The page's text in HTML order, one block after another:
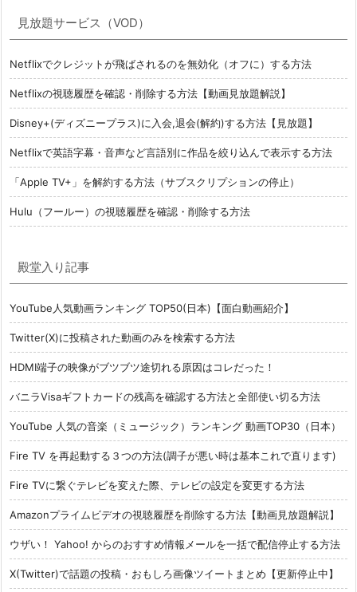
見放題サービス（VOD）
Netflixでクレジットが飛ばされるのを無効化（オフに）する方法
Netflixの視聴履歴を確認・削除する方法【動画見放題解説】
Disney+(ディズニープラス)に入会,退会(解約)する方法【見放題】
Netflixで英語字幕・音声など言語別に作品を絞り込んで表示する方法
「Apple TV+」を解約する方法（サブスクリプションの停止）
Hulu（フールー）の視聴履歴を確認・削除する方法
殿堂入り記事
YouTube人気動画ランキング TOP50(日本)【面白動画紹介】
Twitter(X)に投稿された動画のみを検索する方法
HDMI端子の映像がブツブツ途切れる原因はコレだった！
バニラVisaギフトカードの残高を確認する方法と全部使い切る方法
YouTube 人気の音楽（ミュージック）ランキング 動画TOP30（日本）
Fire TV を再起動する３つの方法(調子が悪い時は基本これで直ります)
Fire TVに繋ぐテレビを変えた際、テレビの設定を変更する方法
Amazonプライムビデオの視聴履歴を削除する方法【動画見放題解説】
ウザい！ Yahoo! からのおすすめ情報メールを一括で配信停止する方法
X(Twitter)で話題の投稿・おもしろ画像ツイートまとめ【更新停止中】